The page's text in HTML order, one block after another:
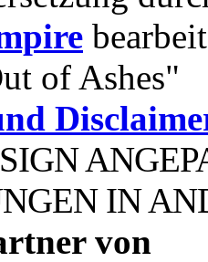
of Ashes"
IN
von